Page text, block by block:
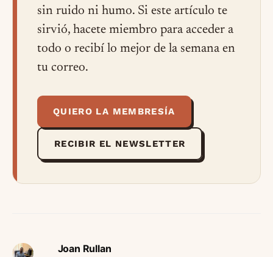
sin ruido ni humo. Si este artículo te
sirvió, hacete miembro para acceder a
todo o recibí lo mejor de la semana en
tu correo.
QUIERO LA MEMBRESÍA
RECIBIR EL NEWSLETTER
Joan Rullan